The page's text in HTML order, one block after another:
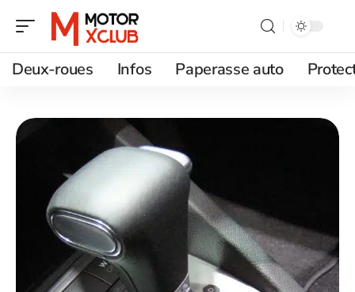
Deux-roues Infos Paperasse auto